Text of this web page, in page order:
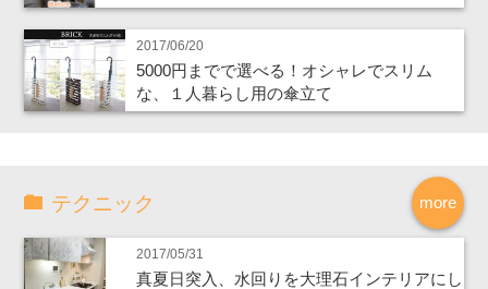
2017/06/20
5000円までで選べる！オシャレでスリム
な、１人暮らし用の傘立て
more
テクニック
2017/05/31
真夏日突入、水回りを大理石インテリアにし